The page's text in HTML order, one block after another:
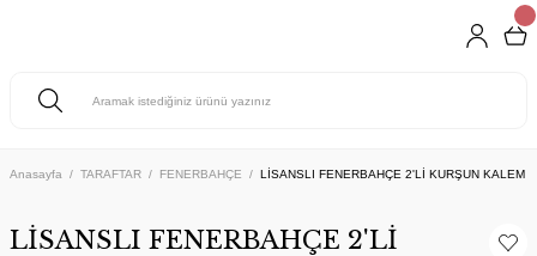
Anasayfa TARAFTAR FENERBAHÇE LİSANSLI FENERBAHÇE 2'Lİ KURŞUN KALEM
LİSANSLI FENERBAHÇE 2'Lİ